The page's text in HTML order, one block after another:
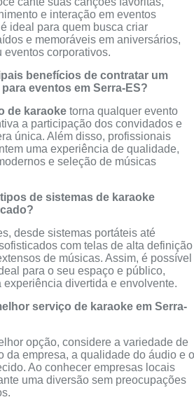
e interação em eventos
ideal para quem busca criar
e memoráveis em aniversários,
eventos corporativos.
benefícios de contratar um
eventos em Serra-ES?
de karaoke torna qualquer evento
a participação dos convidados e
única. Além disso, profissionais
uma experiência de qualidade,
e seleção de músicas
de sistemas de karaoke
desde sistemas portáteis até
com telas de alta definição
de músicas. Assim, é possível
para o seu espaço e público,
experiência divertida e envolvente.
serviço de karaoke em Serra-
opção, considere a variedade de
da empresa, a qualidade do áudio e
Ao conhecer empresas locais
uma diversão sem preocupações